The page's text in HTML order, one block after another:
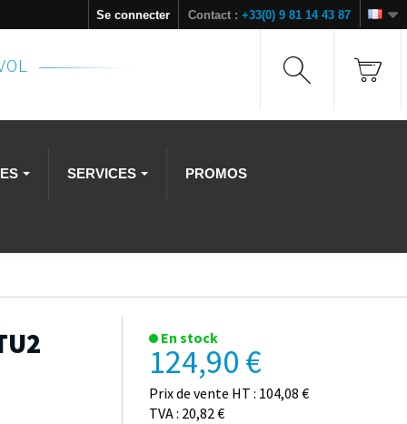
Contact : +33(0) 9 81 14 43 87
Se connecter
SERVICES PROMOS
En stock
124,90 €
Prix de vente HT : 104,08 €
TVA : 20,82 €